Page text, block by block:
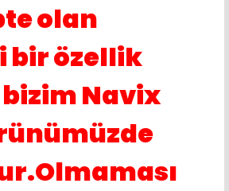
olan
bir özellik
Navix